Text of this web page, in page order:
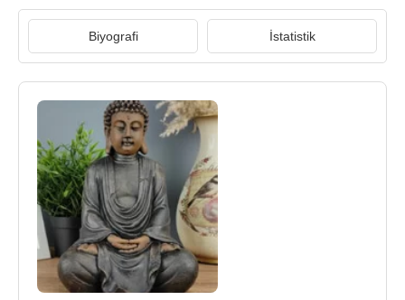
Biyografi İstatistik